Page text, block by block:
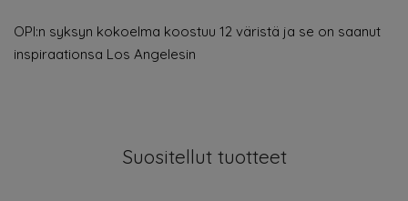
OPI:n syksyn kokoelma koostuu 12 väristä ja se on saanut
inspiraationsa Los Angelesin
Suositellut tuotteet